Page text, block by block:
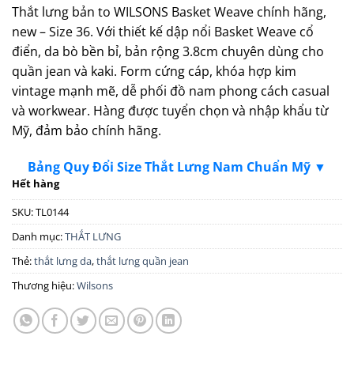
Thắt lưng bản to WILSONS Basket Weave chính hãng,
new – Size 36. Với thiết kế dập nổi Basket Weave cổ
điển, da bò bền bỉ, bản rộng 3.8cm chuyên dùng cho
quần jean và kaki. Form cứng cáp, khóa hợp kim
vintage mạnh mẽ, dễ phối đồ nam phong cách casual
và workwear. Hàng được tuyển chọn và nhập khẩu từ
Mỹ, đảm bảo chính hãng.
Bảng Quy Đổi Size Thắt Lưng Nam Chuẩn Mỹ ▼
Hết hàng
SKU:TL0144
Danh mục:THẮT LƯNG
Thẻ:thắt lưng da,thắt lưng quần jean
Thương hiệu:Wilsons